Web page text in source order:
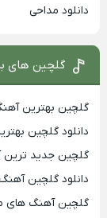
دانلود مداحی
گلچین های
گلچین بهترین آهنگ
دانلود گلچین
گلچین جدید ترین
دانلود گلچین آهنگ
گلچین آهنگ های